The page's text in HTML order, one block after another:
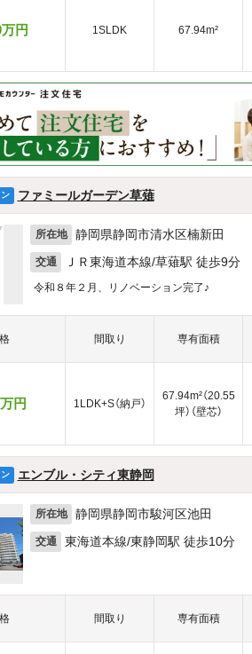
円 1SLDK 67.94m²
ファミールガーデン草薙
所在地 静岡県静岡市清水区楠新田
交通 ＪＲ東海道本線/草薙駅 徒歩9分
令和８年２月、リノベーション完了♪
間取り 専有面積
円 1LDK+S（納戸）
67.94m²（20.55
坪）（壁芯）
エンブル・シティ東静岡
所在地 静岡県静岡市駿河区池田
交通 東海道本線/東静岡駅 徒歩10分
間取り 専有面積